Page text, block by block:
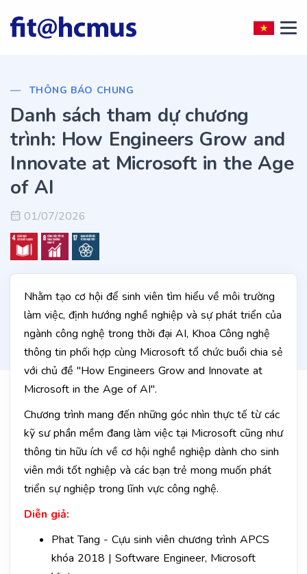
THÔNG BÁO CHUNG
Danh sách tham dự chương
trình: How Engineers Grow and
Innovate at Microsoft in the Age
of AI
01/07/2026
Nhằm tạo cơ hội để sinh viên tìm hiểu về môi trường
làm việc, định hướng nghề nghiệp và sự phát triển của
ngành công nghệ trong thời đại AI, Khoa Công nghệ
thông tin phối hợp cùng Microsoft tổ chức buổi chia sẻ
với chủ đề "How Engineers Grow and Innovate at
Microsoft in the Age of AI".
Chương trình mang đến những góc nhìn thực tế từ các
kỹ sư phần mềm đang làm việc tại Microsoft cũng như
thông tin hữu ích về cơ hội nghề nghiệp dành cho sinh
viên mới tốt nghiệp và các bạn trẻ mong muốn phát
triển sự nghiệp trong lĩnh vực công nghệ.
Diễn giả:
Phat Tang - Cựu sinh viên chương trình APCS
khóa 2018 | Software Engineer, Microsoft